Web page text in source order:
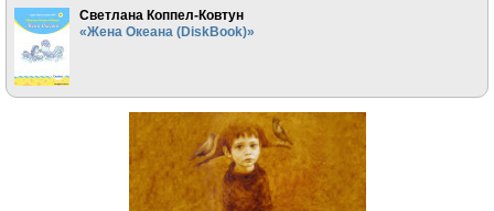
Светлана Коппел-Ковтун
«Жена Океана (DiskBook)»